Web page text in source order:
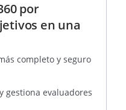
por
en una
completo y seguro
gestiona evaluadores